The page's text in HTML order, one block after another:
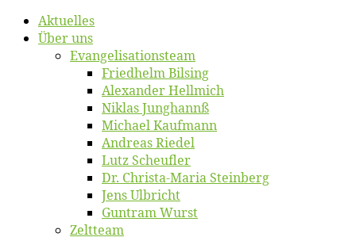
Ak­tu­el­les
Über uns
Evangelisa­tions­team
Fried­helm Bilsing
Alex­an­der Hellmich
Ni­klas Junghannß
Mi­cha­el Kaufmann
An­dre­as Riedel
Lutz Scheuf­ler
Dr. Chris­­ta-Ma­ria Steinberg
Jens Ulb­richt
Gun­tram Wurst
Zelt­team